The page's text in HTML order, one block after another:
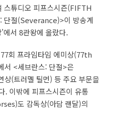
스튜디오 피프스시즌(FIFTH
단절(Severance)>이 방송계
에서 8관왕에 올랐다.
회 프라임타임 에미상(77th
<세브란스: 단절>은
상(트러멜 틸먼) 등 주요 부문을
. 이밖에 피프스시즌이 유통
도 감독상(아담 랜달)의